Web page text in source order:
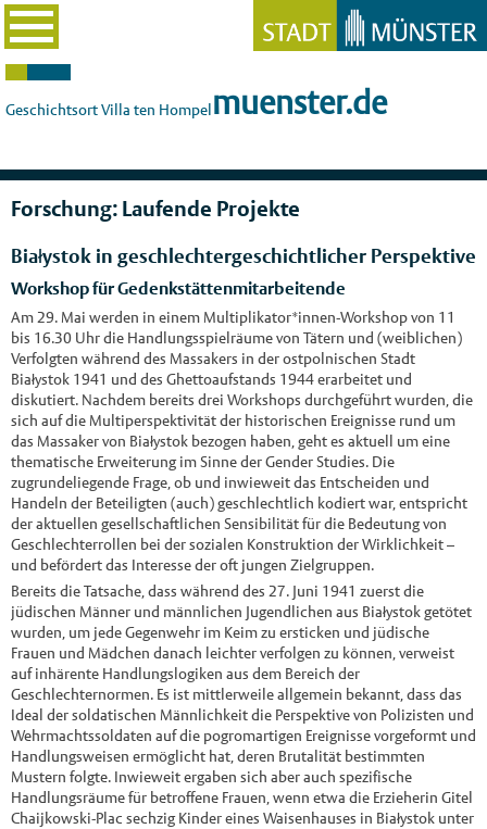
Geschichtsort Villa ten Hompel muenster.de
Forschung: Laufende Projekte
Białystok in geschlechtergeschichtlicher Perspektive
Workshop für Gedenkstättenmitarbeitende
Am 29. Mai werden in einem Multiplikator*innen-Workshop von 11
bis 16.30 Uhr die Handlungsspielräume von Tätern und (weiblichen)
Verfolgten während des Massakers in der ostpolnischen Stadt
Białystok 1941 und des Ghettoaufstands 1944 erarbeitet und
diskutiert. Nachdem bereits drei Workshops durchgeführt wurden, die
sich auf die Multiperspektivität der historischen Ereignisse rund um
das Massaker von Białystok bezogen haben, geht es aktuell um eine
thematische Erweiterung im Sinne der Gender Studies. Die
zugrundeliegende Frage, ob und inwieweit das Entscheiden und
Handeln der Beteiligten (auch) geschlechtlich kodiert war, entspricht
der aktuellen gesellschaftlichen Sensibilität für die Bedeutung von
Geschlechterrollen bei der sozialen Konstruktion der Wirklichkeit –
und befördert das Interesse der oft jungen Zielgruppen.
Bereits die Tatsache, dass während des 27. Juni 1941 zuerst die
jüdischen Männer und männlichen Jugendlichen aus Białystok getötet
wurden, um jede Gegenwehr im Keim zu ersticken und jüdische
Frauen und Mädchen danach leichter verfolgen zu können, verweist
auf inhärente Handlungslogiken aus dem Bereich der
Geschlechternormen. Es ist mittlerweile allgemein bekannt, dass das
Ideal der soldatischen Männlichkeit die Perspektive von Polizisten und
Wehrmachtssoldaten auf die pogromartigen Ereignisse vorgeformt und
Handlungsweisen ermöglicht hat, deren Brutalität bestimmten
Mustern folgte. Inwieweit ergaben sich aber auch spezifische
Handlungsräume für betroffene Frauen, wenn etwa die Erzieherin Gitel
Chaijkowski-Plac sechzig Kinder eines Waisenhauses in Białystok unter